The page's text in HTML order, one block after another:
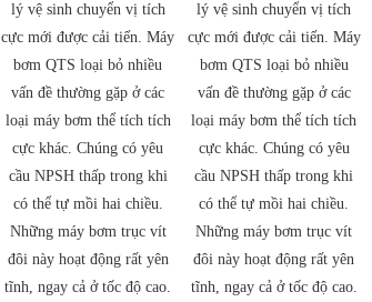
lý vệ sinh chuyển vị tích
cực mới được cải tiến. Máy
bơm QTS loại bỏ nhiều
vấn đề thường gặp ở các
loại máy bơm thể tích tích
cực khác. Chúng có yêu
cầu NPSH thấp trong khi
có thể tự mồi hai chiều.
Những máy bơm trục vít
đôi này hoạt động rất yên
tĩnh, ngay cả ở tốc độ cao.
lý vệ sinh chuyển vị tích
cực mới được cải tiến. Máy
bơm QTS loại bỏ nhiều
vấn đề thường gặp ở các
loại máy bơm thể tích tích
cực khác. Chúng có yêu
cầu NPSH thấp trong khi
có thể tự mồi hai chiều.
Những máy bơm trục vít
đôi này hoạt động rất yên
tĩnh, ngay cả ở tốc độ cao.